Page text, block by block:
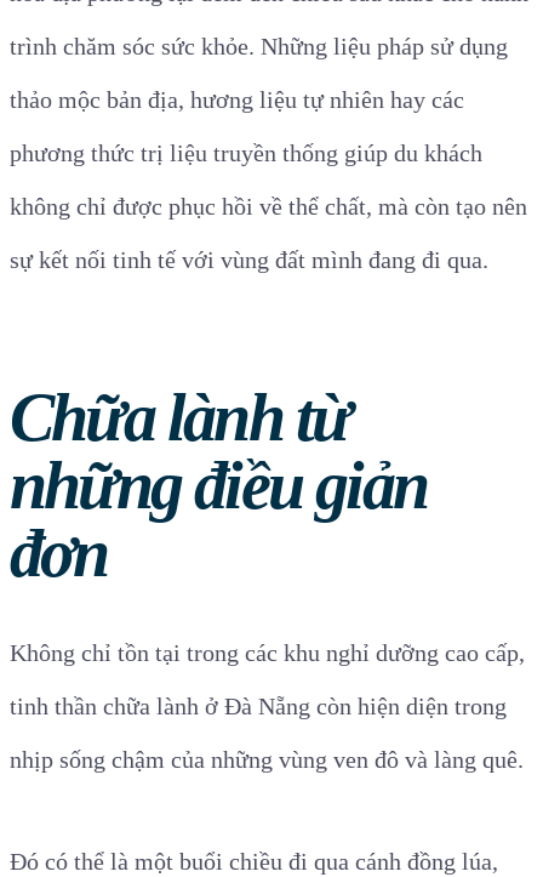
trình chăm sóc sức khỏe. Những liệu pháp sử dụng
thảo mộc bản địa, hương liệu tự nhiên hay các
phương thức trị liệu truyền thống giúp du khách
không chỉ được phục hồi về thể chất, mà còn tạo nên
sự kết nối tinh tế với vùng đất mình đang đi qua.
Chữa lành từ
những điều giản
đơn
Không chỉ tồn tại trong các khu nghỉ dưỡng cao cấp,
tinh thần chữa lành ở Đà Nẵng còn hiện diện trong
nhịp sống chậm của những vùng ven đô và làng quê.
Đó có thể là một buổi chiều đi qua cánh đồng lúa,